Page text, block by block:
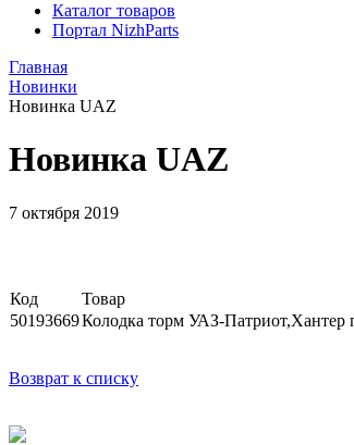
Каталог товаров
Портал NizhParts
Главная
Новинки
Новинка UAZ
Новинка UAZ
7 октября 2019
Код Товар
50193669Колодка торм УАЗ-
Возврат к списку